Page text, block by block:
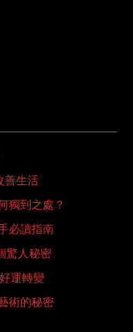
善生活
獨到之處？
必讀指南
驚人秘密
運轉變
術的秘密